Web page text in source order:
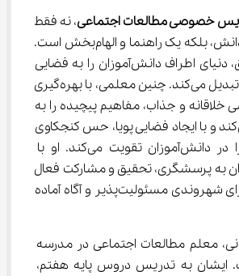
خصوصی مطالعات اجتماعی، نه فقط
یک انتقال‌دهنده دانش، بلکه یک راهنما و الهام‌بخش است.
او با شور و اشتیاق، دنیای اطراف دانش‌آموزان را به فضایی
جذاب و قابل درک تبدیل می‌کند. چنین معلمی، با بهره‌گیری
خلاقانه و جذاب، مفاهیم پیچیده را به
زبان ساده بیان می‌کند و با ایجاد فضایی پویا، حس کنجکاوی
و تفکر انتقادی را در دانش‌آموزان تقویت می‌کند. او با
دانش‌آموزان به پرسشگری، تحقیق و مشارکت فعال
در کلاس، آنان را برای شهروندی مسئولیت‌پذیر و آگاه آماده
معلم مطالعات اجتماعی در مدرسه
ایشان به تدریس دروس پایه هفتم،